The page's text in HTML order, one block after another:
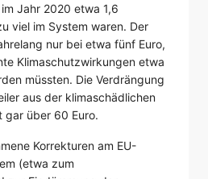
Jahr 2020 etwa 1,6
viel im System waren. Der
nur bei etwa fünf Euro,
Klimaschutzwirkungen etwa
müssten. Die Verdrängung
aus der klimaschädlichen
gar über 60 Euro.
Korrekturen am EU-
(etwa zum